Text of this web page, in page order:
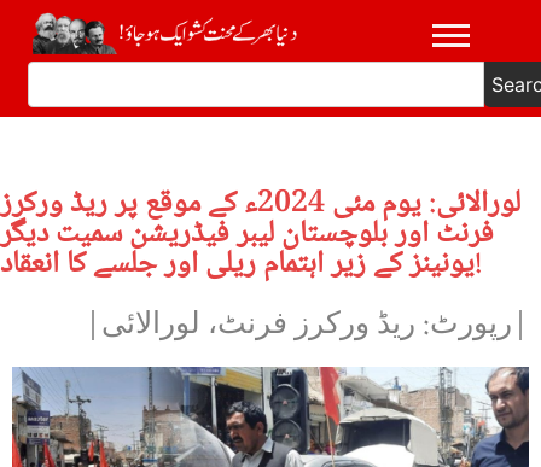
لورالائی: یوم مئی 2024ء کے موقع پر ریڈ ورکرز
فرنٹ اور بلوچستان لیبر فیڈریشن سمیت دیگر
یونینز کے زیر اہتمام ریلی اور جلسے کا انعقاد!
|رپورٹ: ریڈ ورکرز فرنٹ، لورالائی|